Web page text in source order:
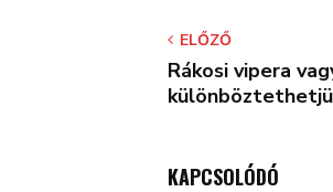
ELŐZŐ
Rákosi vipera
KAPCSOLÓDÓ